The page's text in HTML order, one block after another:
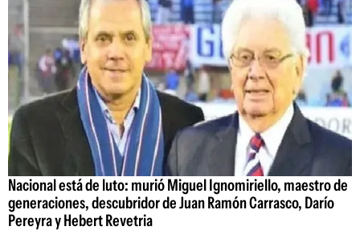
Nacional está de luto: murió Miguel Ignomiriello, maestro de
generaciones, descubridor de Juan Ramón Carrasco, Darío
Pereyra y Hebert Revetria